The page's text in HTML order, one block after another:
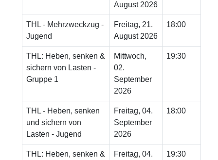
August 2026
THL - Mehrzweckzug -
Jugend
Freitag, 21.
August 2026
18:00
THL: Heben, senken &
sichern von Lasten -
Gruppe 1
Mittwoch,
02.
September
2026
19:30
THL - Heben, senken
und sichern von
Lasten - Jugend
Freitag, 04.
September
2026
18:00
THL: Heben, senken &
Freitag, 04.
19:30